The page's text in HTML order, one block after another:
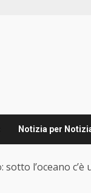
Notizia per
l’oceano c’è